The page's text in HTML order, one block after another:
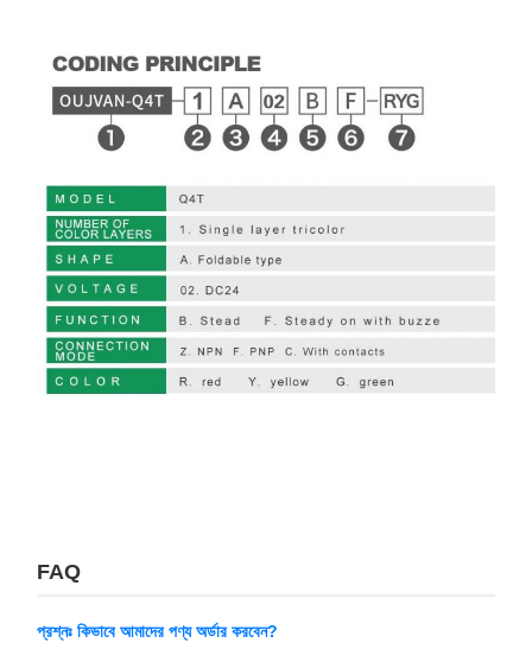
FAQ
প্রশ্নঃ কিভাবে আমাদের পণ্য অর্ডার করবেন?